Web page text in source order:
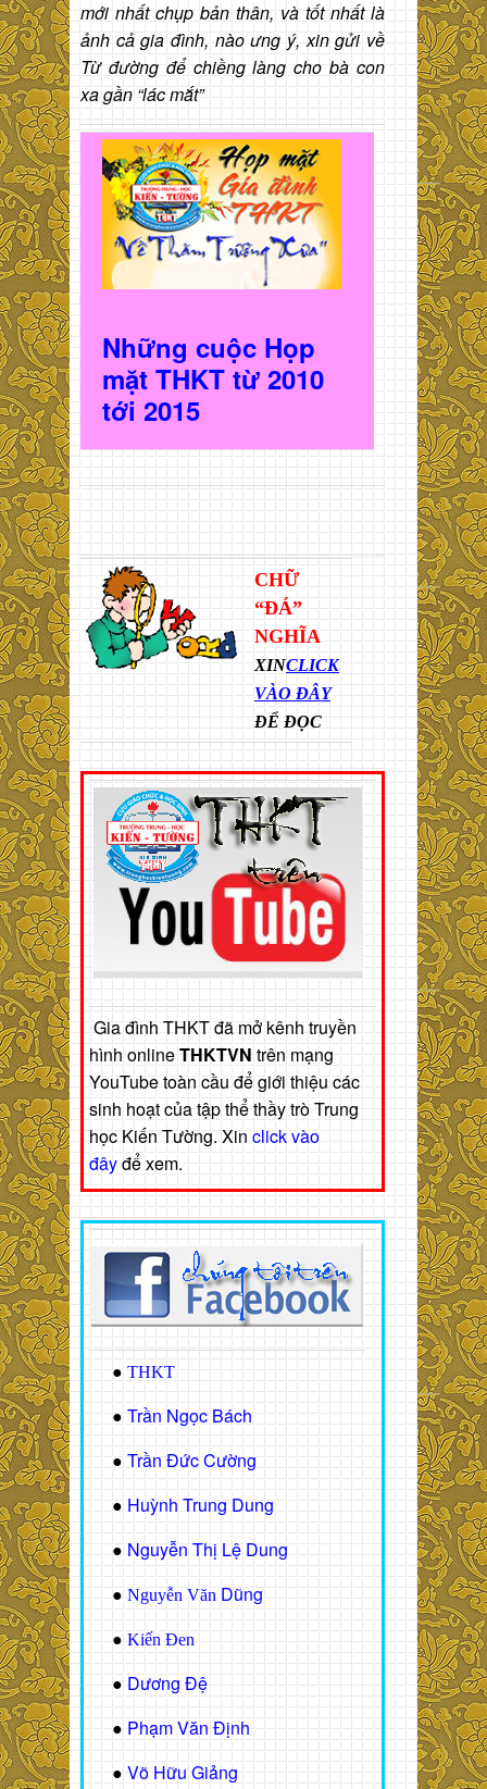
mới nhất chụp bản thân, và tốt nhất là
ảnh cả gia đình, nào ưng ý, xin gửi về
Từ đường để chiềng làng cho bà con
xa gần “lác mắt”
Những cuộc Họp
mặt THKT từ 2010
tới 2015
CHỮ
“ĐÁ”
NGHĨA
XINCLICK
VÀO ĐÂY
ĐỂ ĐỌC
Gia đình THKT đã mở kênh truyền
hình onlineTHKTVN trên mạng
YouTube toàn cầu để giới thiệu các
sinh hoạt của tập thể thầy trò Trung
học Kiến Tường. Xin click vào
đâyđể xem.
● THKT
● Trần Ngọc Bách
● Trần Đức Cường
● Huỳnh Trung Dung
● Nguyễn Thị Lệ Dung
● Nguyễn Văn Dũng
● Kiến Đen
● Dương Đệ
● Phạm Văn Định
● Võ Hữu Giảng